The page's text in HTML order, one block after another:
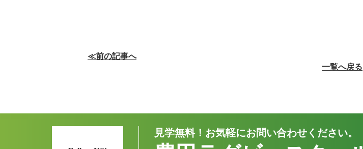
≪前の記事へ
一覧へ戻る
見学無料！お気軽にお問い合わせください。